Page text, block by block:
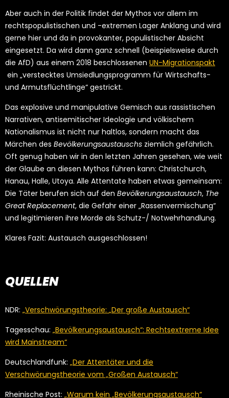
Aber auch in der Politik findet der Mythos vor allem im
rechtspopulistischen und -extremen Lager Anklang und wird
gerne hier und da in provokanter, populistischer Absicht
eingesetzt. Da wird dann ganz schnell (beispielsweise durch
die AfD) aus einem 2018 beschlossenen UN-Migrationspakt
ein „verstecktes Umsiedlungsprogramm für Wirtschafts-
und Armutsflüchtlinge“ gestrickt.
Das explosive und manipulative Gemisch aus rassistischen
Narrativen, antisemitischer Ideologie und völkischem
Nationalismus ist nicht nur haltlos, sondern macht das
Märchen des Bevölkerungsaustauschs ziemlich gefährlich.
Oft genug haben wir in den letzten Jahren gesehen, wie weit
der Glaube an diesen Mythos führen kann: Christchurch,
Hanau, Halle, Utoya. Alle Attentate haben etwas gemeinsam:
Die Täter berufen sich auf den Bevölkerungsaustausch, The
Great Replacement, die Gefahr einer „Rassenvermischung“
und legitimieren ihre Morde als Schutz-/ Notwehrhandlung.
Klares Fazit: Austausch ausgeschlossen!
QUELLEN
NDR: „Verschwörungstheorie: „Der große Austausch“
Tagesschau: „Bevölkerungsaustausch“: Rechtsextreme Idee
wird Mainstream“
Deutschlandfunk: „Der Attentäter und die
Verschwörungstheorie vom „Großen Austausch“
Rheinische Post: „Warum kein „Bevölkerungsaustausch“